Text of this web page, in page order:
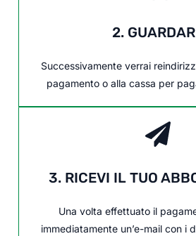
2.
Successivamente verrai
pagamento o alla cassa per
3. RICEVI IL TUO
Una volta effettuato il
immediatamente un’e-mail con i